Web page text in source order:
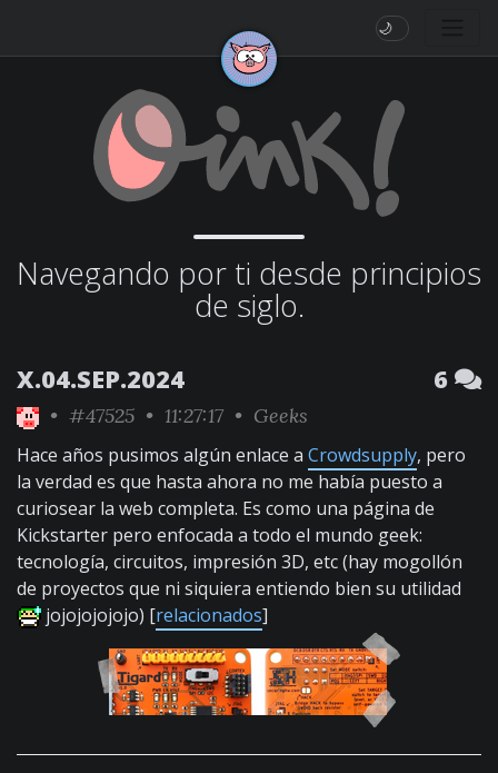
🌙
Navegando por ti desde principios
de siglo.
X.04.SEP.2024 6
• #47525 • 11:27:17 • Geeks
Hace años pusimos algún enlace a Crowdsupply, pero
la verdad es que hasta ahora no me había puesto a
curiosear la web completa. Es como una página de
Kickstarter pero enfocada a todo el mundo geek:
tecnología, circuitos, impresión 3D, etc (hay mogollón
de proyectos que ni siquiera entiendo bien su utilidad
jojojojojojo) [relacionados]